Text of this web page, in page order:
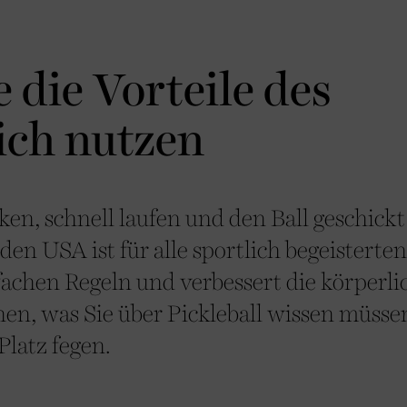
die Vorteile des
nutzen
schnell laufen und den Ball geschickt
USA ist für alle sportlich begeisterten
Regeln und verbessert die
was Sie über Pickleball wissen
fegen.